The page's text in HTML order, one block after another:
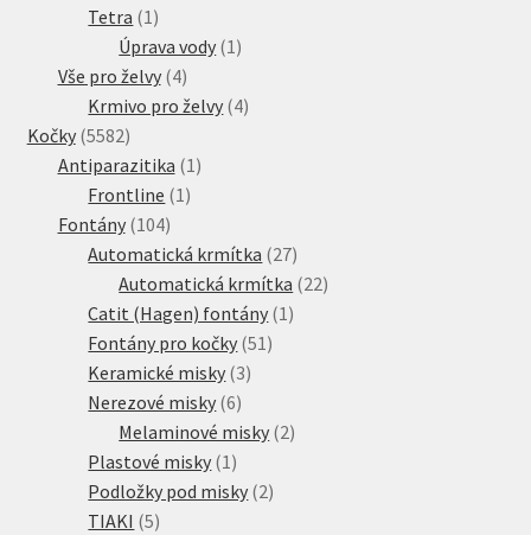
Tetra 1 1
produkt
Úprava vody 1 1
Vše pro želvy 44
produkty
Krmivo pro želvy 44
Kočky 55825582
produktů
Antiparazitika 1 1
Frontline 1 1
Fontány 104104
produktů
Automatická krmítka 2727
produktů
Automatická krmítka 2222
Catit (Hagen) fontány 1 1
Fontány pro kočky 51 51
Keramické misky 33
Nerezové misky 66
produktů
Melaminové misky 22
Plastové misky 1 1
produkt
Podložky pod misky 22
TIAKI 55